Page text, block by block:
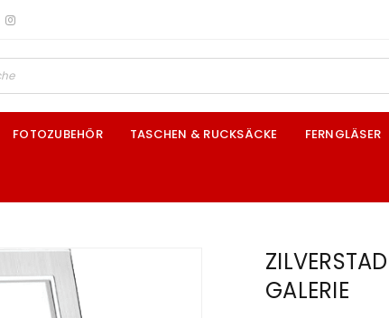
FOTOZUBEHÖR TASCHEN & RUCKSÄCKE FERNGLÄSER
GALERIE